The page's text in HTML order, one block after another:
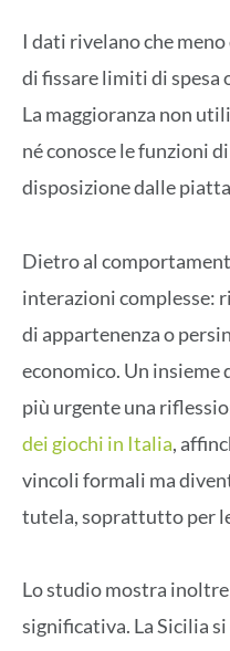
I dati rivelano che
di fissare limiti di spesa
La maggioranza non
né conosce le funzioni
disposizione dalle
Dietro al
interazioni complesse:
di appartenenza o
economico. Un insieme
più urgente una
dei giochi in Italia,
vincoli formali ma
tutela, soprattutto per
Lo studio mostra
significativa. La Sicilia